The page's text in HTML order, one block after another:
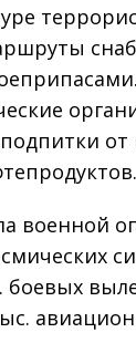
от
военной
боевых